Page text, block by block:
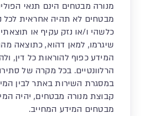
מנורה מבטחים הינם תנאי
מבטחים לא תהיה אחראית לכל
כלשהי ו/או נזק עקיף או
שיגרמו, למאן דהוא, כתוצאה
המידע כפוף להוראות כל דין,
הרלוונטיים. בכל מקרה של
במסגרת השירות באתר לבין
קבוצת מנורה מבטחים, יהיה
מבטחים המידע המחייב.